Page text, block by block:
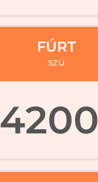
FÚRT
szü
4200